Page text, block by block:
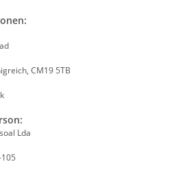
CM19 5TB
Lda